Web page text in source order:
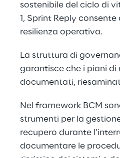
sostenibile del ciclo di
1, Sprint Reply
resilienza operativa.
La struttura di
garantisce che i piani di
documentati,
Nel framework BCM
strumenti per la
recupero durante
documentare le